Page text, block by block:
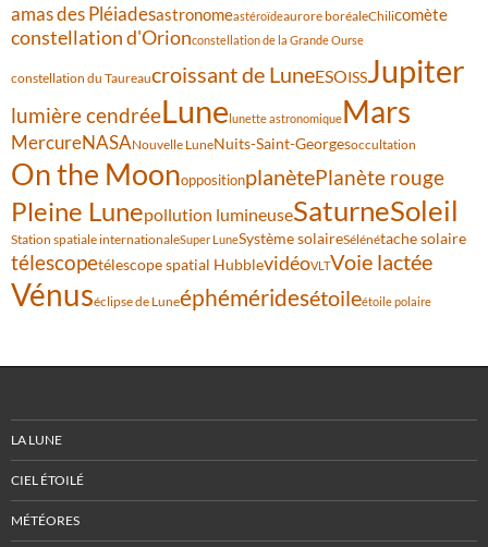
amas des Pléiadesastronomeastéroïdeaurore boréaleChilicomète
constellation d'Orionconstellation de la Grande Ourse
constellation du Taureaucroissant de LuneESOISSJupiter
lumière cendréeLunelunette astronomiqueMars
MercureNASANouvelle LuneNuits-Saint-Georgesoccultation
On the MoonoppositionplanètePlanète rouge
Pleine Lunepollution lumineuseSaturneSoleil
Station spatiale internationaleSuper LuneSystème solaireSélénétache solaire
télescopetélescope spatial HubblevidéoVLTVoie lactée
Vénuséclipse de Luneéphéméridesétoileétoile polaire
LA LUNE
CIEL ÉTOILÉ
MÉTÉORES